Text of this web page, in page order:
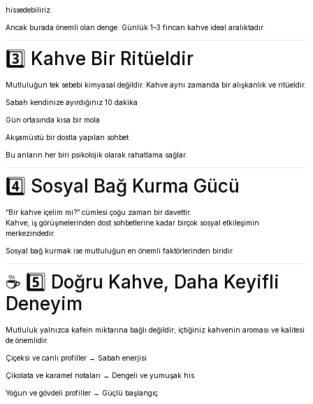
hissedebiliriz.
Ancak burada önemli olan denge. Günlük 1–3 fincan kahve ideal aralıktadır.
3️⃣ Kahve Bir Ritüeldir
Mutluluğun tek sebebi kimyasal değildir. Kahve aynı zamanda bir alışkanlık ve ritüeldir.
Sabah kendinize ayırdığınız 10 dakika
Gün ortasında kısa bir mola
Akşamüstü bir dostla yapılan sohbet
Bu anların her biri psikolojik olarak rahatlama sağlar.
4️⃣ Sosyal Bağ Kurma Gücü
“Bir kahve içelim mi?” cümlesi çoğu zaman bir davettir.
Kahve; iş görüşmelerinden dost sohbetlerine kadar birçok sosyal etkileşimin
merkezindedir.
Sosyal bağ kurmak ise mutluluğun en önemli faktörlerinden biridir.
☕ 5️⃣ Doğru Kahve, Daha Keyifli
Deneyim
Mutluluk yalnızca kafein miktarına bağlı değildir; içtiğiniz kahvenin aroması ve kalitesi
de önemlidir.
Çiçeksi ve canlı profiller → Sabah enerjisi
Çikolata ve karamel notaları → Dengeli ve yumuşak his
Yoğun ve gövdeli profiller → Güçlü başlangıç